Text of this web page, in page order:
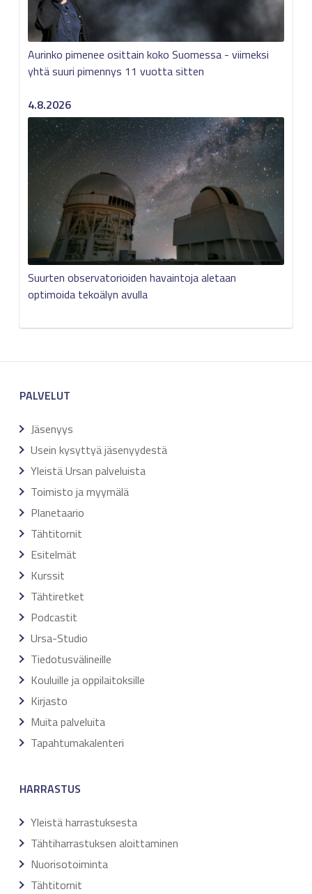
Aurinko pimenee osittain koko Suomessa - viimeksi
yhtä suuri pimennys 11 vuotta sitten
4.8.2026
Suurten observatorioiden havaintoja aletaan
optimoida tekoälyn avulla
PALVELUT
Jäsenyys
Usein kysyttyä jäsenyydestä
Yleistä Ursan palveluista
Toimisto ja myymälä
Planetaario
Tähtitornit
Esitelmät
Kurssit
Tähtiretket
Podcastit
Ursa-Studio
Tiedotusvälineille
Kouluille ja oppilaitoksille
Kirjasto
Muita palveluita
Tapahtumakalenteri
HARRASTUS
Yleistä harrastuksesta
Tähtiharrastuksen aloittaminen
Nuorisotoiminta
Tähtitornit